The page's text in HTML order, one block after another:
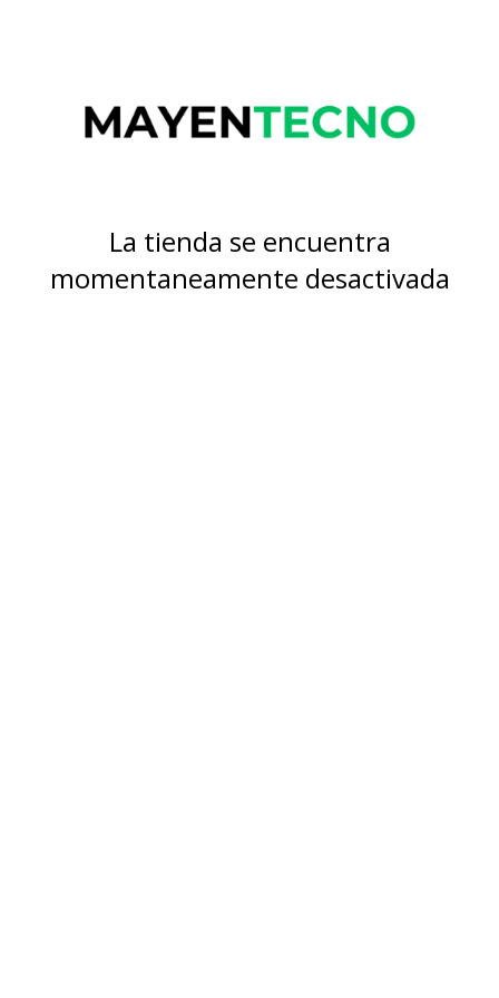
La tienda se encuentra
momentaneamente desactivada